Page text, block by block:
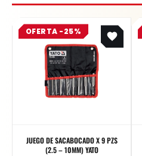
OFERTA -25%
JUEGO DE SACABOCADO X 9 PZS
(2.5 – 10MM) YATO
Original
price
was:
$ 41.100.
Current
price
is:
$ 30.825.